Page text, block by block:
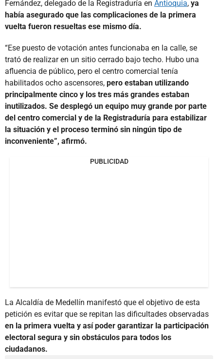
Fernández, delegado de la Registraduría en Antioquia, ya
había asegurado que las complicaciones de la primera
vuelta fueron resueltas ese mismo día.
“Ese puesto de votación antes funcionaba en la calle, se
trató de realizar en un sitio cerrado bajo techo. Hubo una
afluencia de público, pero el centro comercial tenía
habilitados ocho ascensores, pero estaban utilizando
principalmente cinco y los tres más grandes estaban
inutilizados. Se desplegó un equipo muy grande por parte
del centro comercial y de la Registraduría para estabilizar
la situación y el proceso terminó sin ningún tipo de
inconveniente”, afirmó.
PUBLICIDAD
La Alcaldía de Medellín manifestó que el objetivo de esta
petición es evitar que se repitan las dificultades observadas
en la primera vuelta y así poder garantizar la participación
electoral segura y sin obstáculos para todos los
ciudadanos.